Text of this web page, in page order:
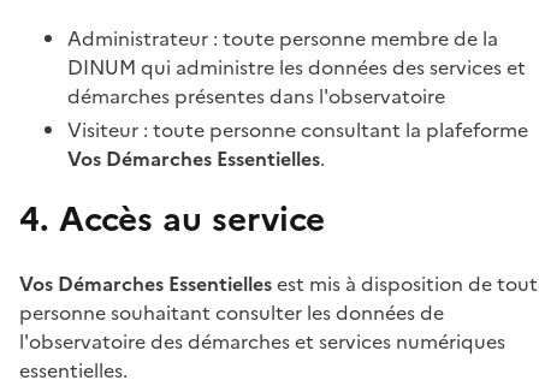
Administrateur : toute personne membre de la
DINUM qui administre les données des services et
démarches présentes dans l'observatoire
Visiteur : toute personne consultant la plafeforme
Vos Démarches Essentielles.
4. Accès au service
Vos Démarches Essentiellesest mis à disposition de
personne souhaitant consulter les données de
l'observatoire des démarches et services numériques
essentielles.